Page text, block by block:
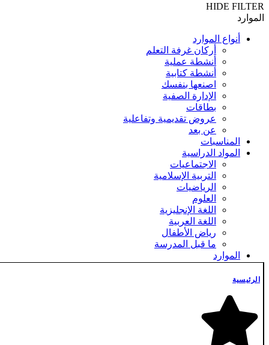
الرئيسية
HIDE FILTER
الموارد
أنواع الموارد
أركان غرفة التعلم
أنشطة عملية
أنشطة كتابية
اصنعها بنفسك
الإدارة الصفية
بطاقات
عروض تقديمية وتفاعلية
عن بعد
المناسبات
المواد الدراسية
الاجتماعيات
التربية الإسلامية
الرياضيات
العلوم
اللغة الإنجليزية
اللغة العربية
رياض الأطفال
ما قبل المدرسة
الموارد
حزمة
فلترة حسب السعر
أدنى سعر